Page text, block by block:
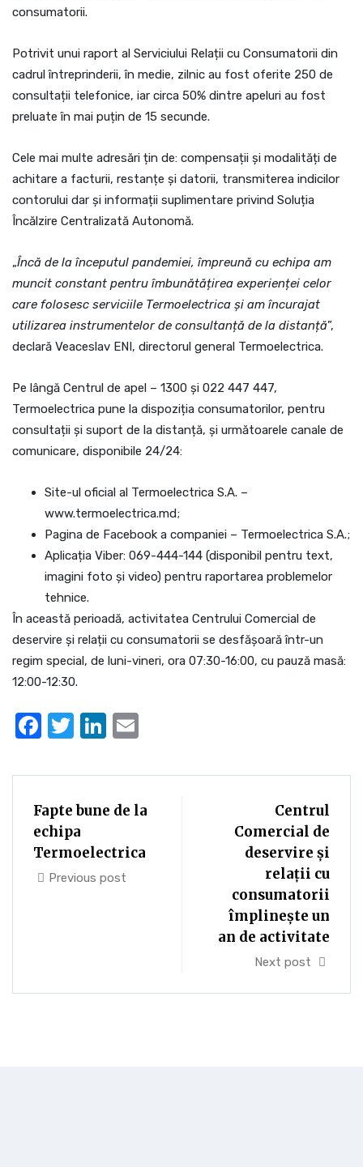
consumatorii.
Potrivit unui raport al Serviciului Relații cu Consumatorii din
cadrul întreprinderii, în medie, zilnic au fost oferite 250 de
consultații telefonice, iar circa 50% dintre apeluri au fost
preluate în mai puțin de 15 secunde.
Cele mai multe adresări țin de: compensații și modalități de
achitare a facturii, restanțe și datorii, transmiterea indicilor
contorului dar și informații suplimentare privind Soluția
Încălzire Centralizată Autonomă.
„Încă de la începutul pandemiei, împreună cu echipa am
muncit constant pentru îmbunătățirea experienței celor
care folosesc serviciile Termoelectrica și am încurajat
utilizarea instrumentelor de consultanță de la distanță”,
declară Veaceslav ENI, directorul general Termoelectrica.
Pe lângă Centrul de apel – 1300 și 022 447 447,
Termoelectrica pune la dispoziția consumatorilor, pentru
consultații și suport de la distanță, și următoarele canale de
comunicare, disponibile 24/24:
Site-ul oficial al Termoelectrica S.A. –
www.termoelectrica.md;
Pagina de Facebook a companiei – Termoelectrica S.A.;
Aplicația Viber: 069-444-144 (disponibil pentru text,
imagini foto și video) pentru raportarea problemelor
tehnice.
În această perioadă, activitatea Centrului Comercial de
deservire și relații cu consumatorii se desfășoară într-un
regim special, de luni-vineri, ora 07:30-16:00, cu pauză masă:
12:00-12:30.
Facebook
TwitterLinkedIn
Fapte bune de la
echipa
Termoelectrica
Previous post
Centrul
Comercial de
deservire și
relații cu
consumatorii
împlinește un
an de activitate
Next post